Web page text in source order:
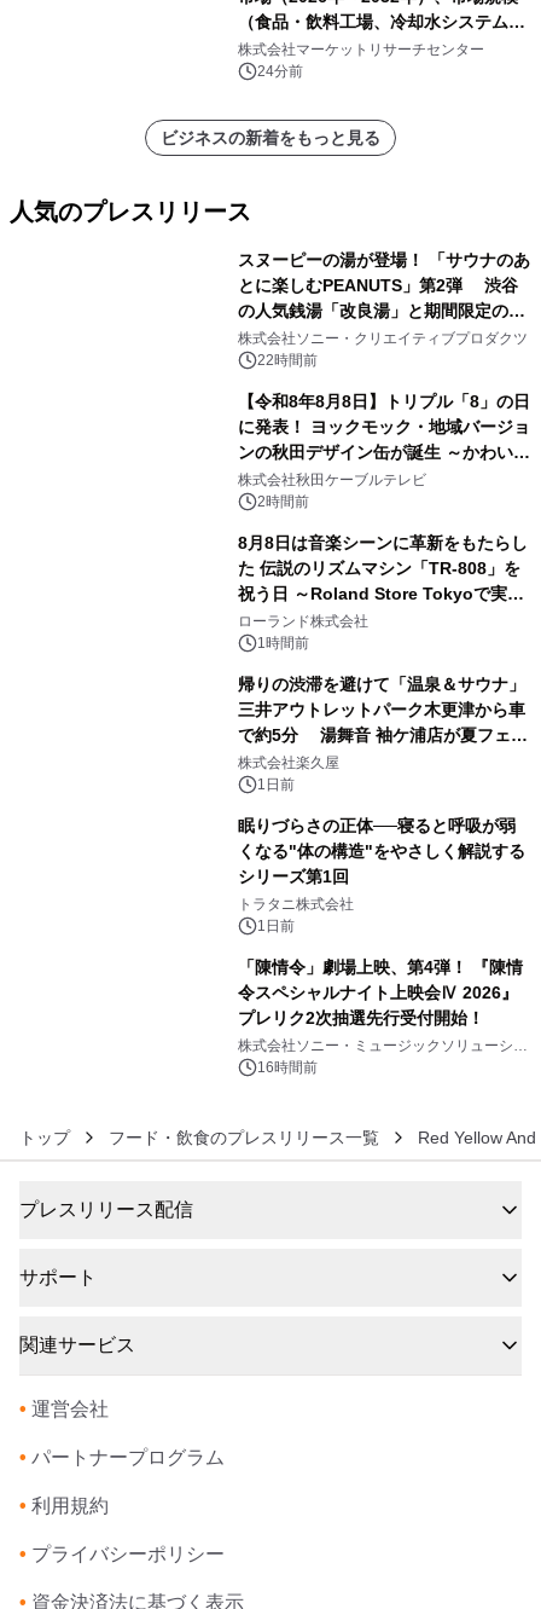
（食品・飲料工場、冷却水システム、
病院、飲料水安全警報システム）・分
析レポートを発表
株式会社マーケットリサーチセンター
24分前
ビジネスの新着をもっと見る
人気のプレスリリース
スヌーピーの湯が登場！ 「サウナのあ
とに楽しむPEANUTS」第2弾 渋谷
の人気銭湯「改良湯」と期間限定のコ
ラボレーション サウナイキタイコラ
ボグッズも発売決定！
株式会社ソニー・クリエイティブプロダクツ
22時間前
【令和8年8月8日】トリプル「8」の日
に発表！ ヨックモック・地域バージョ
ンの秋田デザイン缶が誕生 ～かわいい
秋田犬の子犬と秋田の四季と名所を巡
るパッケージ～ 9月1日(火)秋田県内で
株式会社秋田ケーブルテレビ
2時間前
8月8日は音楽シーンに革新をもたらし
た 伝説のリズムマシン「TR-808」を
祝う日 ～Roland Store Tokyoで実機
を展示しての 記念キャンペーンを開
催 英国ラジオ「NTS」の 特別プログ
アーティストを フィーチャーしたアニ
メーションを公開～
ローランド株式会社
1時間前
帰りの渋滞を避けて「温泉＆サウナ」
三井アウトレットパーク木更津から車
で約5分 湯舞音 袖ケ浦店が夏フェア
メニューを提供
株式会社楽久屋
1日前
眠りづらさの正体──寝ると呼吸が弱
くなる"体の構造"をやさしく解説する
シリーズ第1回
トラタニ株式会社
1日前
「陳情令」劇場上映、第4弾！ 『陳情
令スペシャルナイト上映会Ⅳ 2026』
プレリク2次抽選先行受付開始！
株式会社ソニー・ミュージックソリューショ
ンズ16時間前
トップ フード・飲食のプレスリリース一覧 Red Yellow
プレスリリース配信
サポート
関連サービス
• 運営会社
• パートナープログラム
• 利用規約
• プライバシーポリシー
• 資金決済法に基づく表示